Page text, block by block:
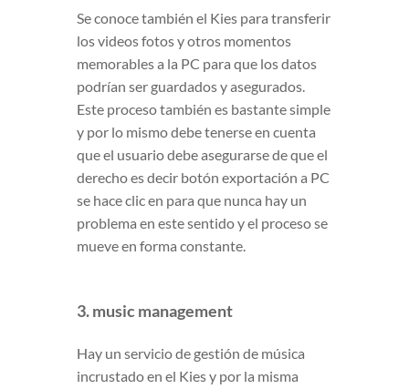
Se conoce también el Kies para transferir
los videos fotos y otros momentos
memorables a la PC para que los datos
podrían ser guardados y asegurados.
Este proceso también es bastante simple
y por lo mismo debe tenerse en cuenta
que el usuario debe asegurarse de que el
derecho es decir botón exportación a PC
se hace clic en para que nunca hay un
problema en este sentido y el proceso se
mueve en forma constante.
3. music management
Hay un servicio de gestión de música
incrustado en el Kies y por la misma